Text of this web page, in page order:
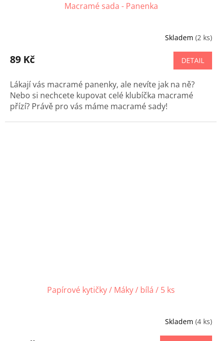
Macramé sada - Panenka
Skladem (2 ks)
89 Kč DETAIL
Lákají vás macramé panenky, ale nevíte jak na ně?
Nebo si nechcete kupovat celé klubíčka macramé
přízí? Právě pro vás máme macramé sady!
Papírové kytičky / Máky / bílá / 5 ks
Skladem (4 ks)